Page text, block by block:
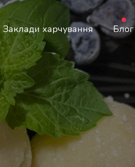
Заклади харчування Блог